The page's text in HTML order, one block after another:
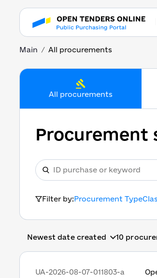
Main All procurements
All procurements
Procurement
Filter by:Procurement Type
All
Newest date created 10
UA-2026-08-07-011803-a